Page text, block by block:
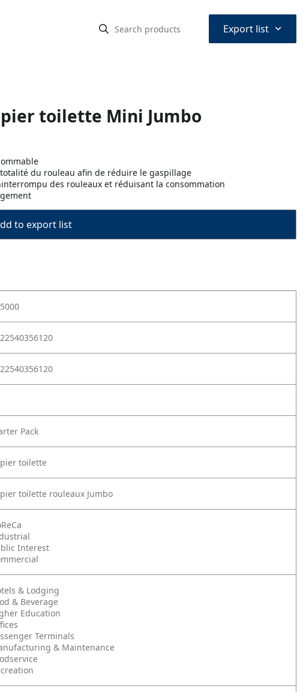
Export list ⌃
toilette Mini Jumbo
du rouleau afin de réduire le gaspillage
des rouleaux et réduisant la consommation
to export list
Pack
toilette
toilette rouleaux Jumbo
Interest
& Lodging
& Beverage
Education
Terminals
& Maintenance